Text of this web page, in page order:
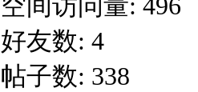
空间访问量: 496
好友数: 4
帖子数: 338